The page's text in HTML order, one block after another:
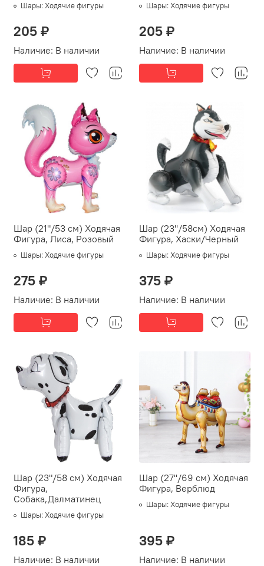
Шары: Ходячие фигуры
Наличие: В наличии
205 ₽
Шары: Ходячие фигуры
Наличие: В наличии
205 ₽
Шар (21"/53 см) Ходячая
Фигура, Лиса, Розовый
Шары: Ходячие фигуры
Наличие: В наличии
275 ₽
Шар (23''/58см) Ходячая
Фигура, Хаски/Черный
Шары: Ходячие фигуры
Наличие: В наличии
375 ₽
Шар (23"/58 см) Ходячая
Фигура,
Собака,Далматинец
Шары: Ходячие фигуры
Наличие: В наличии
185 ₽
Шар (27''/69 см) Ходячая
Фигура, Верблюд
Шары: Ходячие фигуры
Наличие: В наличии
395 ₽